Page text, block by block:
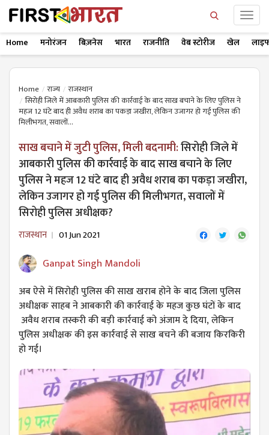
Home मनोरंजन बिज़नेस भारत राजनीति वेब स्टोरीज खेल
Home राज्य
राजस्थान
सिरोही जिले में आबकारी पुलिस की कार्रवाई के बाद साख बचाने के लिए पुलिस ने
महज 12 घंटे बाद ही अवैध शराब का पकड़ा जखीरा, लेकिन उजागर हो गई पुलिस की
मिलीभगत, सवालों...
साख बचाने में जुटी पुलिस, मिली बदनामी:सिरोही जिले में
आबकारी पुलिस की कार्रवाई के बाद साख बचाने के लिए
पुलिस ने महज 12 घंटे बाद ही अवैध शराब का पकड़ा जखीरा,
लेकिन उजागर हो गई पुलिस की मिलीभगत, सवालों में
सिरोही पुलिस अधीक्षक?
राजस्थान 01 Jun 2021
Ganpat Singh Mandoli
अब ऐसे में सिरोही पुलिस की साख खराब होने के बाद जिला पुलिस
अधीक्षक साहब ने आबकारी की कार्रवाई के महज कुछ घंटों के बाद
अवैध शराब तस्करी की बड़ी कार्रवाई को अंजाम दे दिया, लेकिन
पुलिस अधीक्षक की इस कार्रवाई से साख बचने की बजाय किरकिरी
हो गई।